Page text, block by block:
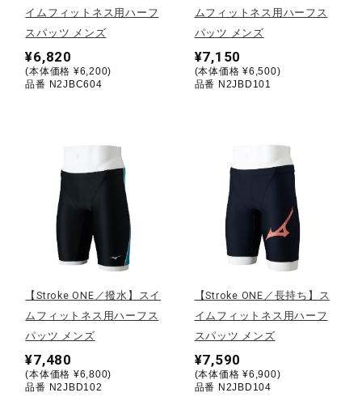
アウトドア／レイン
健康／エクササイズ
ジュニア／キッズ
メディカル
コラボ／ライセンス
セール
イムフィットネス用ハーフ
スパッツ メンズ
¥6,820
(本体価格 ¥6,200)
品番 N2JBC604
ムフィットネス用ハーフス
パッツ メンズ
¥7,150
(本体価格 ¥6,500)
品番 N2JBD101
【Stroke ONE／撥水】スイ
ムフィットネス用ハーフス
パッツ メンズ
¥7,480
(本体価格 ¥6,800)
品番 N2JBD102
【Stroke ONE／長持ち】ス
イムフィットネス用ハーフ
スパッツ メンズ
¥7,590
(本体価格 ¥6,900)
品番 N2JBD104